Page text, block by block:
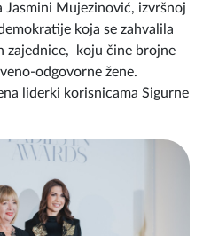
Jasmini Mujezinović, izvršnoj
koja se zahvalila
zajednice, koju čine brojne
odgovorne žene.
liderki korisnicama Sigurne